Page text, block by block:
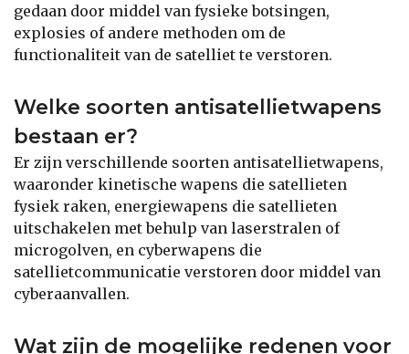
gedaan door middel van fysieke botsingen,
explosies of andere methoden om de
functionaliteit van de satelliet te verstoren.
Welke soorten antisatellietwapens
bestaan er?
Er zijn verschillende soorten antisatellietwapens,
waaronder kinetische wapens die satellieten
fysiek raken, energiewapens die satellieten
uitschakelen met behulp van laserstralen of
microgolven, en cyberwapens die
satellietcommunicatie verstoren door middel van
cyberaanvallen.
Wat zijn de mogelijke redenen voor